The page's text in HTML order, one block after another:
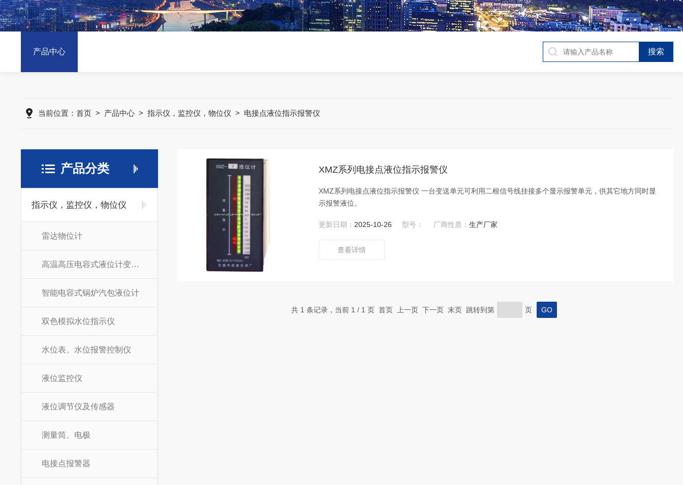
产品中心
当前位置： 首页> 产品中心> 指示仪，监控仪，物位仪 > 电接点液位指示报警仪
产品分类
指示仪，监控仪，物位仪
雷达物位计
高温高压电容式液位计变送器
智能电容式锅炉汽包液位计
双色模拟水位指示仪
水位表、水位报警控制仪
液位监控仪
液位调节仪及传感器
测量筒、电极
电接点报警器
XMZ系列电接点液位指示报警仪
XMZ系列电接点液位指示报警仪 一台变送单元可利用二根信号线挂接多个显示报警单元，供其它地方同时显
示报警液位。
更新日期： 2025-10-26 型号： 厂商性质：生产厂家
查看详情
共 1 条记录，当前 1 / 1 页 首页 上一页 下一页 末页 跳转到第 页